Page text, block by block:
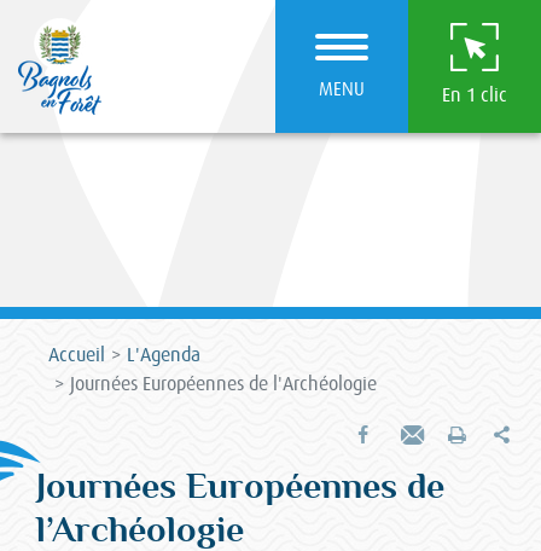
MENU En 1 clic
Accueil
L'Agenda
Journées Européennes de l'Archéologie
Partager sur Facebook
Envoyer par e-mail
Imprimer
Journées Européennes de
l’Archéologie